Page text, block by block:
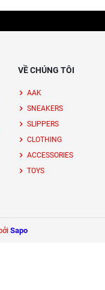
VỀ CHÚNG TÔI
AAK
SNEAKERS
SLIPPERS
CLOTHING
ACCESSORIES
TOYS
Sapo